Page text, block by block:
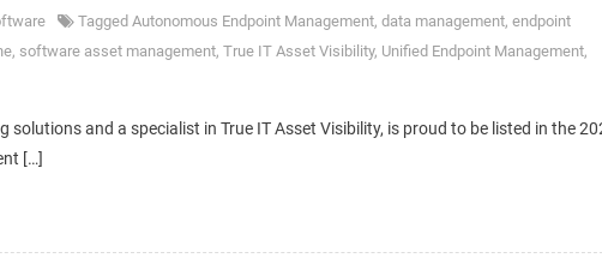
Tagged Autonomous Endpoint Management, data management, endpoint
, software asset management, True IT Asset Visibility, Unified Endpoint Management,
and a specialist in True IT Asset Visibility, is proud to be listed in the
[…]